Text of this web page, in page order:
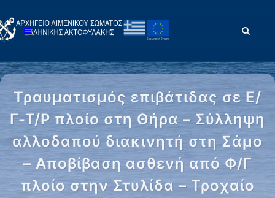
Τραυματισμός επιβάτιδας σε Ε/
Γ-Τ/Ρ πλοίο στη Θήρα – Σύλληψη
αλλοδαπού διακινητή στη Σάμο
– Αποβίβαση ασθενή από Φ/Γ
πλοίο στην Στυλίδα – Τροχαίο